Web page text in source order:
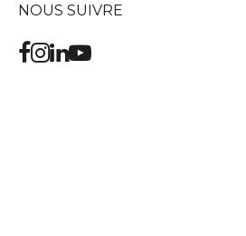
NOUS SUIVRE